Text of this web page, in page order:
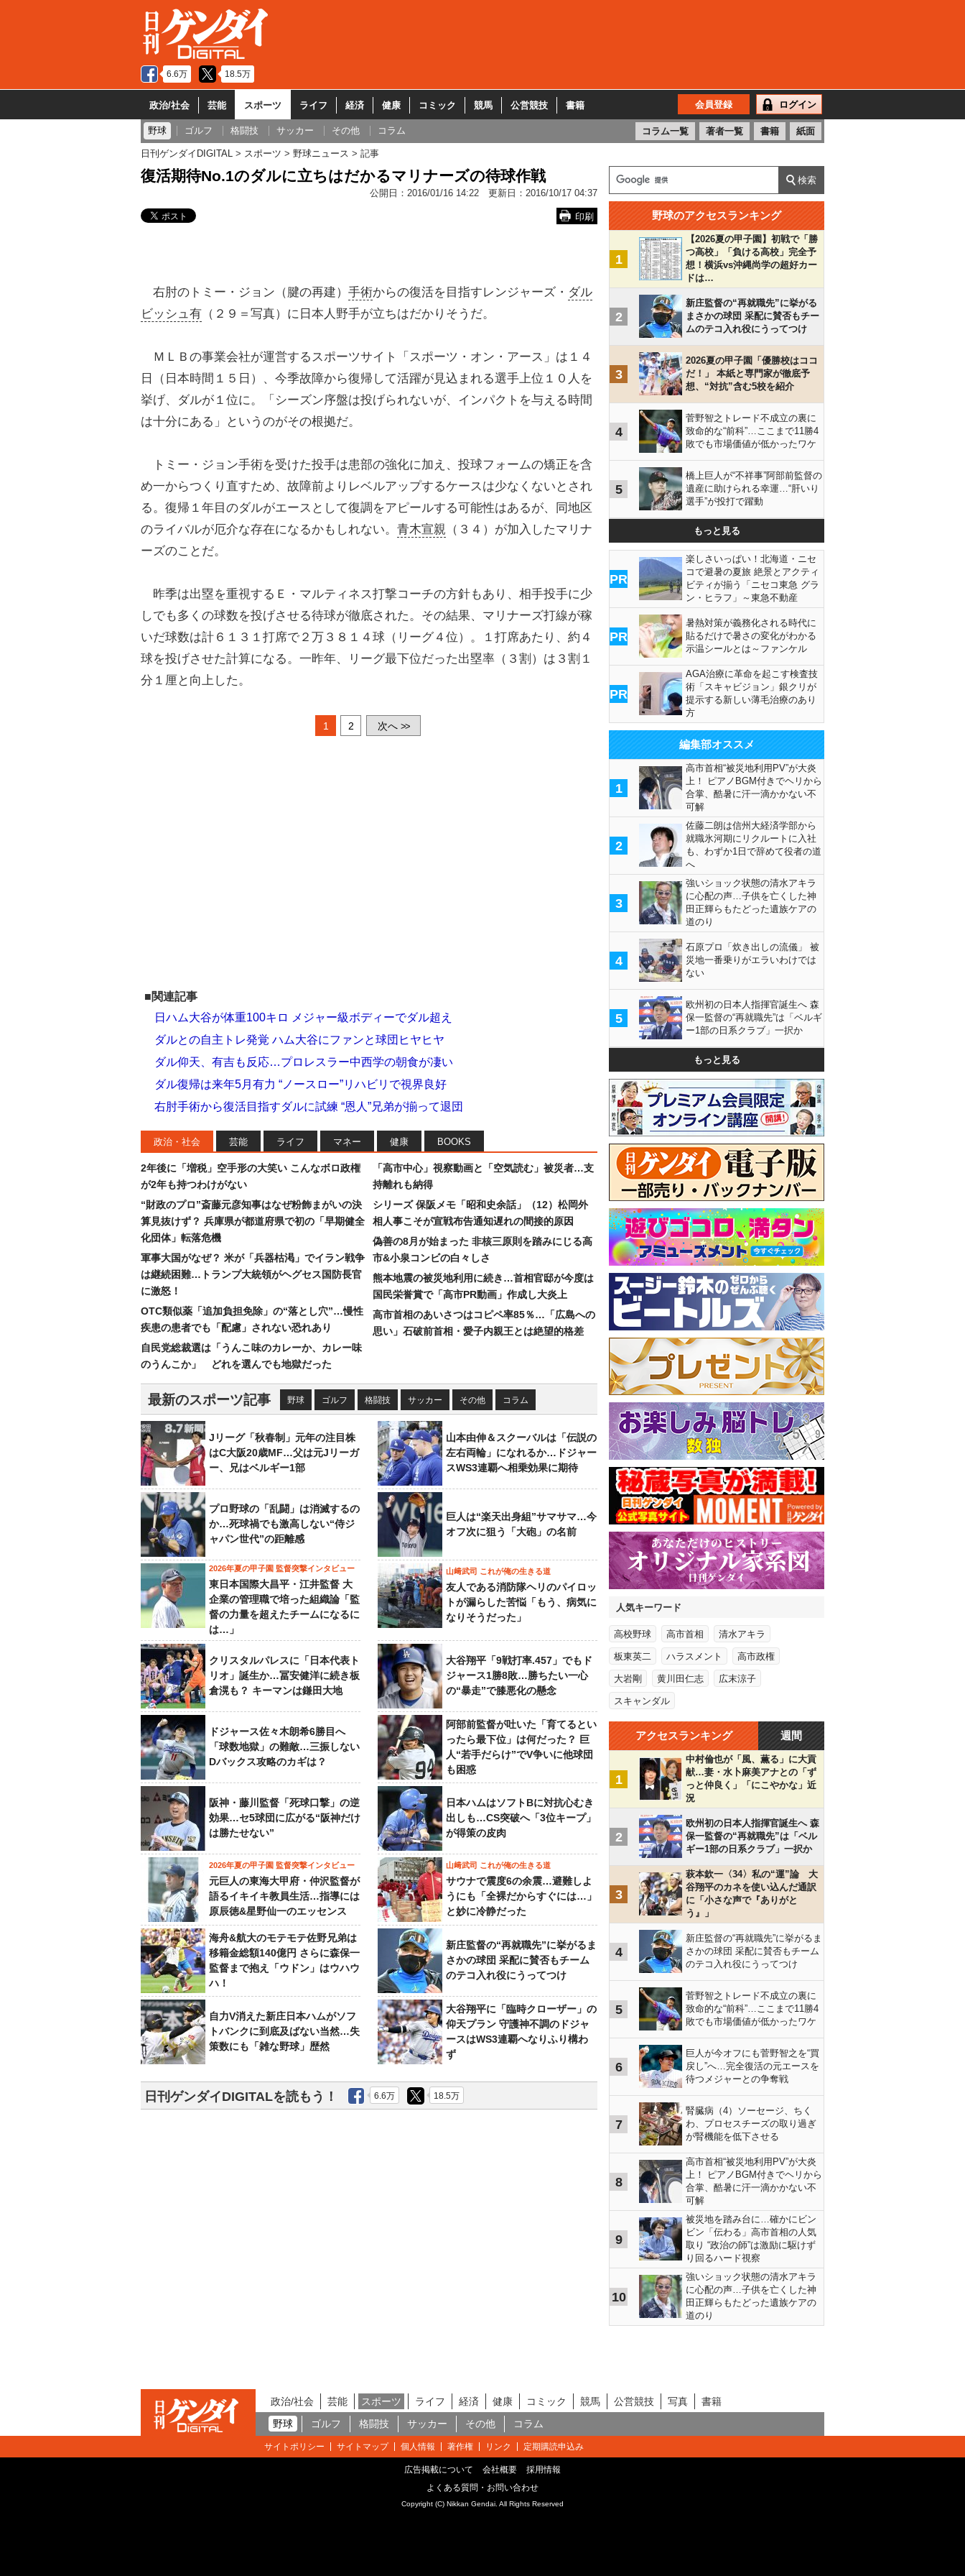
6.6万 18.5万
政治/社会 芸能 スポーツ ライフ 経済 健康 コミック 競馬 公営競技 書籍 会員登録 ログイン
野球 ゴルフ 格闘技 サッカー その他 コラム コラム一覧 著者一覧 書籍 紙面
日刊ゲンダイDIGITAL スポーツ 野球ニュース 記事
復活期待No.1のダルに立ちはだかるマリナーズの待球作戦
公開日： 2016/01/16 14:22 更新日： 2016/10/17 04:37
印刷
右肘のトミー・ジョン（腱の再建） 手術からの復活を目指すレンジャーズ・ ダル
ビッシュ有 （２９＝写真）に日本人野手が立ちはだかりそうだ。
ＭＬＢの事業会社が運営するスポーツサイト「スポーツ・オン・アース」は１４
日（日本時間１５日）、今季故障から復帰して活躍が見込まれる選手上位１０人を
挙げ、ダルが１位に。「シーズン序盤は投げられないが、インパクトを与える時間
は十分にある」というのがその根拠だ。
トミー・ジョン手術を受けた投手は患部の強化に加え、投球フォームの矯正を含
め一からつくり直すため、故障前よりレベルアップするケースは少なくないとされ
る。復帰１年目のダルがエースとして復調をアピールする可能性はあるが、同地区
のライバルが厄介な存在になるかもしれない。 青木宣親 （３４）が加入したマリナ
ーズのことだ。
昨季は出塁を重視するＥ・マルティネス打撃コーチの方針もあり、相手投手に少
しでも多くの球数を投げさせる待球が徹底された。その結果、マリナーズ打線が稼
いだ球数は計６１３１打席で２万３８１４球（リーグ４位）。１打席あたり、約４
球を投げさせた計算になる。一昨年、リーグ最下位だった出塁率（３割）は３割１
分１厘と向上した。
1 2 次へ >>
■関連記事
日ハム大谷が体重100キロ メジャー級ボディーでダル超え
ダルとの自主トレ発覚 ハム大谷にファンと球団ヒヤヒヤ
ダル仰天、有吉も反応…プロレスラー中西学の朝食が凄い
ダル復帰は来年5月有力 “ノースロー”リハビリで視界良好
右肘手術から復活目指すダルに試練 “恩人”兄弟が揃って退団
政治・社会 芸能 ライフ マネー 健康 BOOKS
2年後に「増税」空手形の大笑い こんなボロ政権
が2年も持つわけがない
“財政のプロ”斎藤元彦知事はなぜ粉飾まがいの決
算見抜けず？ 兵庫県が都道府県で初の「早期健全
化団体」転落危機
軍事大国がなぜ？ 米が「兵器枯渇」でイラン戦争
は継続困難…トランプ大統領がヘグセス国防長官
に激怒！
OTC類似薬「追加負担免除」の“落とし穴”…慢性
疾患の患者でも「配慮」されない恐れあり
自民党総裁選は「うんこ味のカレーか、カレー味
のうんこか」 どれを選んでも地獄だった
「高市中心」視察動画と「空気読む」被災者…支
持離れも納得
シリーズ 保阪メモ「昭和史余話」（12）松岡外
相人事こそが宣戦布告通知遅れの間接的原因
偽善の8月が始まった 非核三原則を踏みにじる高
市&小泉コンビの白々しさ
熊本地震の被災地利用に続き…首相官邸が今度は
国民栄誉賞で「高市PR動画」作成し大炎上
高市首相のあいさつはコピペ率85％…「広島への
思い」石破前首相・愛子内親王とは絶望的格差
最新のスポーツ記事 野球 ゴルフ 格闘技 サッカー その他 コラム
Jリーグ「秋春制」元年の注目株
はC大阪20歳MF…父は元Jリーガ
ー、兄はベルギー1部
山本由伸＆スクーバルは「伝説の
左右両輪」になれるか…ドジャー
スWS3連覇へ相乗効果に期待
プロ野球の「乱闘」は消滅するの
か…死球禍でも激高しない“侍ジ
ャパン世代”の距離感
巨人は“楽天出身組”サマサマ…今
オフ次に狙う「大砲」の名前
2026年夏の甲子園 監督突撃インタビュー
東日本国際大昌平・江井監督 大
企業の管理職で培った組織論「監
督の力量を超えたチームになるに
は…」
山﨑武司 これが俺の生きる道
友人である消防隊ヘリのパイロッ
トが漏らした苦悩「もう、病気に
なりそうだった」
クリスタルパレスに「日本代表ト
リオ」誕生か…冨安健洋に続き板
倉滉も？ キーマンは鎌田大地
大谷翔平「9戦打率.457」でもド
ジャース1勝8敗…勝ちたい一心
の“暴走”で膝悪化の懸念
ドジャース佐々木朗希6勝目へ
「球数地獄」の難敵…三振しない
Dバックス攻略のカギは？
阿部前監督が吐いた「育てるとい
ったら最下位」は何だった？ 巨
人“若手だらけ”でV争いに他球団
も困惑
阪神・藤川監督「死球口撃」の逆
効果…セ5球団に広がる“阪神だけ
は勝たせない”
日本ハムはソフトBに対抗心むき
出しも…CS突破へ「3位キープ」
が得策の皮肉
2026年夏の甲子園 監督突撃インタビュー
元巨人の東海大甲府・仲沢監督が
語るイキイキ教員生活…指導には
原辰徳&星野仙一のエッセンス
山﨑武司 これが俺の生きる道
サウナで震度6の余震…避難しよ
うにも「全裸だからすぐには…」
と妙に冷静だった
海舟&航大のモテモテ佐野兄弟は
移籍金総額140億円 さらに森保一
監督まで抱え「ウドン」はウハウ
ハ！
新庄監督の“再就職先”に挙がるま
さかの球団 采配に賛否もチーム
のテコ入れ役にうってつけ
自力V消えた新庄日本ハムがソフ
トバンクに到底及ばない当然…失
策数にも「雑な野球」歴然
大谷翔平に「臨時クローザー」の
仰天プラン 守護神不調のドジャ
ースはWS3連覇へなりふり構わ
ず
日刊ゲンダイDIGITALを読もう！ 6.6万 18.5万
野球のアクセスランキング
1
【2026夏の甲子園】初戦で「勝
つ高校」「負ける高校」完全予
想！横浜vs沖縄尚学の超好カー
ドは…
2
新庄監督の“再就職先”に挙がる
まさかの球団 采配に賛否もチー
ムのテコ入れ役にうってつけ
3
2026夏の甲子園「優勝校はココ
だ！」 本紙と専門家が徹底予
想、“対抗”含む5校を紹介
4
菅野智之トレード不成立の裏に
致命的な“前科”…ここまで11勝4
敗でも市場価値が低かったワケ
5
橋上巨人が“不祥事”阿部前監督の
遺産に助けられる幸運…“肝いり
選手”が投打で躍動
もっと見る
PR
楽しさいっぱい！北海道・ニセ
コで避暑の夏旅 絶景とアクティ
ビティが揃う「ニセコ東急 グラ
ン・ヒラフ」～東急不動産
PR
暑熱対策が義務化される時代に
貼るだけで暑さの変化がわかる
示温シールとは～ファンケル
PR
AGA治療に革命を起こす検査技
術「スキャビジョン」銀クリが
提示する新しい薄毛治療のあり
方
編集部オススメ
1
高市首相“被災地利用PV”が大炎
上！ ピアノBGM付きでヘリから
合掌、酷暑に汗一滴かかない不
可解
2
佐藤二朗は信州大経済学部から
就職氷河期にリクルートに入社
も、わずか1日で辞めて役者の道
へ
3
強いショック状態の清水アキラ
に心配の声…子供を亡くした神
田正輝らもたどった遺族ケアの
道のり
4
石原プロ「炊き出しの流儀」 被
災地一番乗りがエラいわけでは
ない
5
欧州初の日本人指揮官誕生へ 森
保一監督の“再就職先”は「ベルギ
ー1部の日系クラブ」一択か
もっと見る
人気キーワード
高校野球 高市首相 清水アキラ
板東英二 ハラスメント 高市政権
大岩剛 黄川田仁志 広末涼子
スキャンダル
アクセスランキング 週間
1
中村倫也が「風、薫る」に大貢
献…妻・水卜麻美アナとの「ず
っと仲良く」「にこやかな」近
況
2
欧州初の日本人指揮官誕生へ 森
保一監督の“再就職先”は「ベル
ギー1部の日系クラブ」一択か
3
萩本欽一〈34〉私の“運”論 大
谷翔平のカネを使い込んだ通訳
に「小さな声で『ありがと
う』」
4
新庄監督の“再就職先”に挙がるま
さかの球団 采配に賛否もチーム
のテコ入れ役にうってつけ
5
菅野智之トレード不成立の裏に
致命的な“前科”…ここまで11勝4
敗でも市場価値が低かったワケ
6
巨人が今オフにも菅野智之を“買
戻し”へ…完全復活の元エースを
待つメジャーとの争奪戦
7
腎臓病（4）ソーセージ、ちく
わ、プロセスチーズの取り過ぎ
が腎機能を低下させる
8
高市首相“被災地利用PV”が大炎
上！ ピアノBGM付きでヘリから
合掌、酷暑に汗一滴かかない不
可解
9
被災地を踏み台に…確かにビン
ビン「伝わる」高市首相の人気
取り “政治の師”は激励に駆けず
り回るハード視察
10
強いショック状態の清水アキラ
に心配の声…子供を亡くした神
田正輝らもたどった遺族ケアの
道のり
政治/社会 芸能 スポーツ ライフ 経済 健康 コミック 競馬 公営競技 写真
書籍
野球
ゴルフ 格闘技 サッカー その他 コラム
サイトポリシー サイトマップ 個人情報 著作権 リンク 定期購読申込み
広告掲載について 会社概要
採用情報
よくある質問・お問い合わせ
Copyright (C) Nikkan Gendai. All Rights Reserved